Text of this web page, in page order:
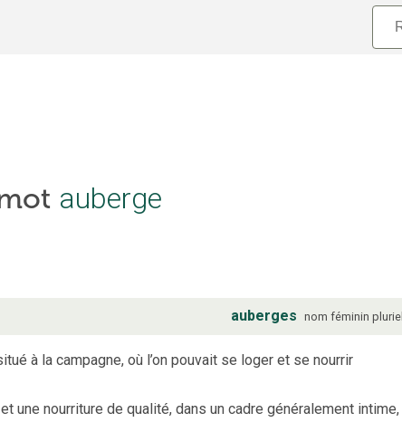
auberge
auberges nom féminin pluriel
à la campagne, où l’on pouvait se loger et se nourrir
une nourriture de qualité, dans un cadre généralement intime,